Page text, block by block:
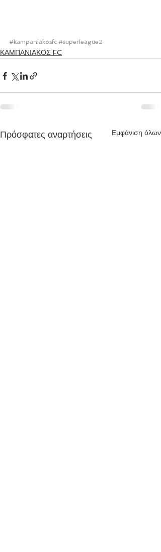
#kampaniakosfc #superleague2
ΚΑΜΠΑΝΙΑΚΟΣ FC
Πρόσφατες αναρτήσεις Εμφάνιση όλων